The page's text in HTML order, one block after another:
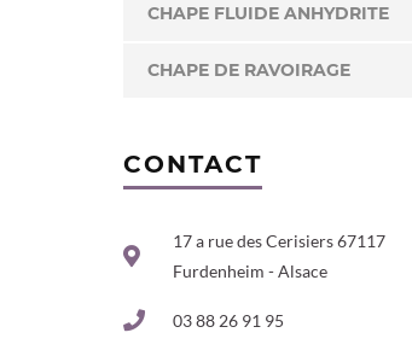
CHAPE FLUIDE ANHYDRITE
CHAPE DE RAVOIRAGE
CONTACT
17 a rue des Cerisiers 67117
Furdenheim - Alsace
03 88 26 91 95